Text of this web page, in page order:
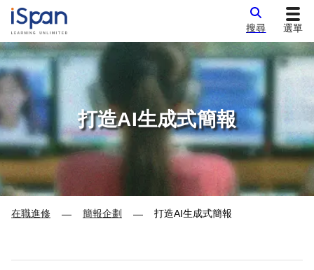
搜尋 選單
打造AI生成式簡報
在職進修 — 簡報企劃 — 打造AI生成式簡報